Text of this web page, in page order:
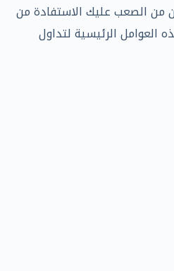
من الصعب عليك الاستفادة من
العوامل الرئيسية لتداول